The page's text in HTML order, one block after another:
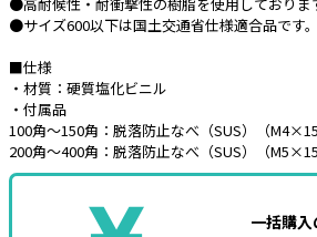
その他
暑さ対策
販売終了品
●高耐候性・耐衝撃性の樹脂を使用しておりま
●サイズ600以下は国土交通省仕様適合品です。
■仕様
・材質：硬質塩化ビニル
・付属品
100角～150角：脱落防止なべ（SUS）（M4×15
200角～400角：脱落防止なべ（SUS）（M5×15
一括購